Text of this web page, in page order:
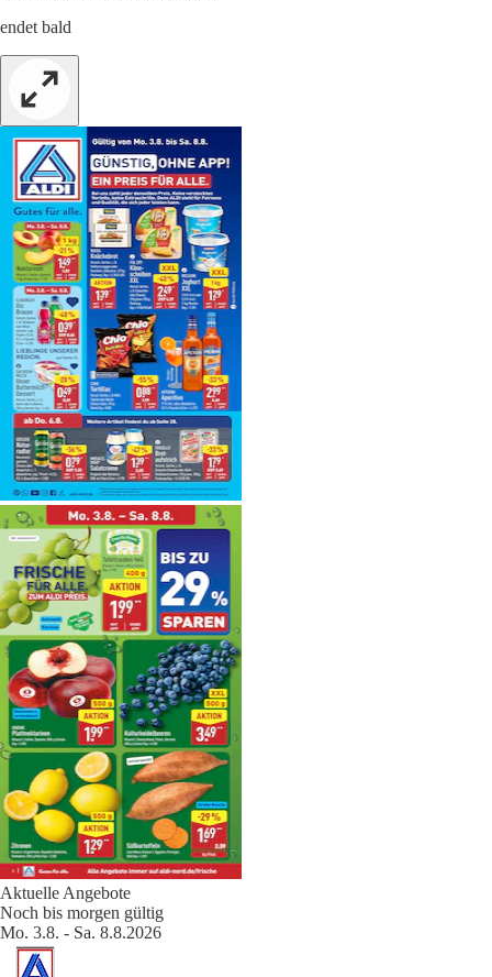
endet bald
Aktuelle Angebote
Noch bis morgen gültig
Mo. 3.8. - Sa. 8.8.2026